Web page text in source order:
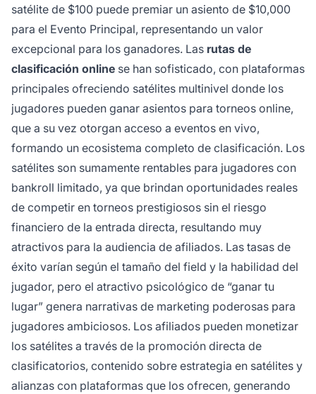
satélite de $100 puede premiar un asiento de $10,000
para el Evento Principal, representando un valor
excepcional para los ganadores. Las rutas de
clasificación online se han sofisticado, con plataformas
principales ofreciendo satélites multinivel donde los
jugadores pueden ganar asientos para torneos online,
que a su vez otorgan acceso a eventos en vivo,
formando un ecosistema completo de clasificación. Los
satélites son sumamente rentables para jugadores con
bankroll limitado, ya que brindan oportunidades reales
de competir en torneos prestigiosos sin el riesgo
financiero de la entrada directa, resultando muy
atractivos para la audiencia de afiliados. Las tasas de
éxito varían según el tamaño del field y la habilidad del
jugador, pero el atractivo psicológico de “ganar tu
lugar” genera narrativas de marketing poderosas para
jugadores ambiciosos. Los afiliados pueden monetizar
los satélites a través de la promoción directa de
clasificatorios, contenido sobre estrategia en satélites y
alianzas con plataformas que los ofrecen, generando